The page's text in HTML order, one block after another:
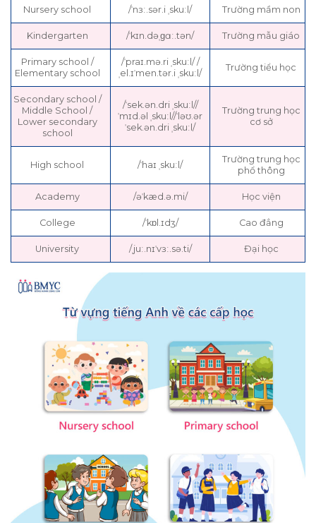
Nursery school /ˈnɜː.sər.i ˌskuːl/ Trường mầm non
Kindergarten /ˈkɪn.dəˌɡɑː.tən/ Trường mẫu giáo
Primary school /
Elementary school
/ˈpraɪ.mə.ri ˌskuːl/ /
ˌel.ɪˈmen.tər.i ˌskuːl/
Trường tiểu học
Secondary school /
Middle School /
Lower secondary
school
/ˈsek.ən.dri ˌskuːl//
ˈmɪd.əl ˌskuːl//ˈləʊ.ər
ˈsek.ən.dri ˌskuːl/
Trường trung học
cơ sở
High school /ˈhaɪ ˌskuːl/
Trường trung học
phổ thông
Academy /əˈkæd.ə.mi/ Học viện
College /ˈkɒl.ɪdʒ/ Cao đẳng
University /ˌjuː.nɪˈvɜː.sə.ti/ Đại học